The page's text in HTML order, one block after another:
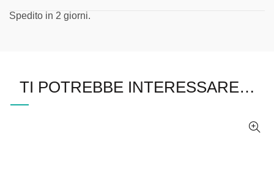
Spedito in 2 giorni.
TI POTREBBE INTERESSARE…